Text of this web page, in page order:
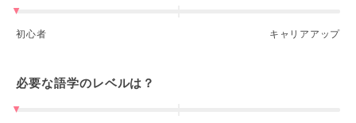
初心者 キャリアアップ
必要な語学のレベルは？